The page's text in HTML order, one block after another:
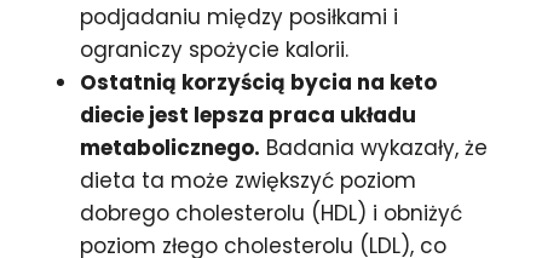
podjadaniu między posiłkami i
ograniczy spożycie kalorii.
Ostatnią korzyścią bycia na keto
diecie jest lepsza praca układu
metabolicznego. Badania wykazały, że
dieta ta może zwiększyć poziom
dobrego cholesterolu (HDL) i obniżyć
poziom złego cholesterolu (LDL), co